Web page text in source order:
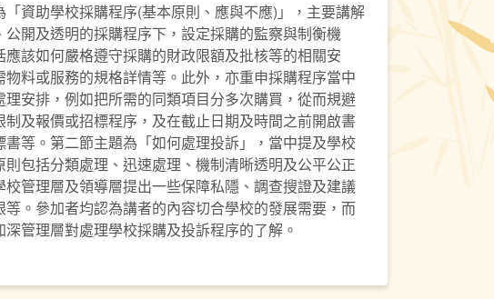
「資助學校採購程序(基本原則、應與不應)」，主要講解
公開及透明的採購程序下，設定採購的監察與制衡機
應該如何嚴格遵守採購的財政限額及批核等的相關安
物料或服務的規格詳情等。此外，亦重申採購程序當中
理安排，例如把所需的同類項目分多次購買，從而規避
制及報價或招標程序，及在截止日期及時間之前開啟書
書等。第二節主題為「如何處理投訴」，當中提及學校
則包括分類處理、迅速處理、機制清晰透明及公平公正
校管理層及領導層提出一些保障私隱、調查搜證及建議
等。參加者均認為講者的內容切合學校的發展需要，而
管理層對處理學校採購及投訴程序的了解。